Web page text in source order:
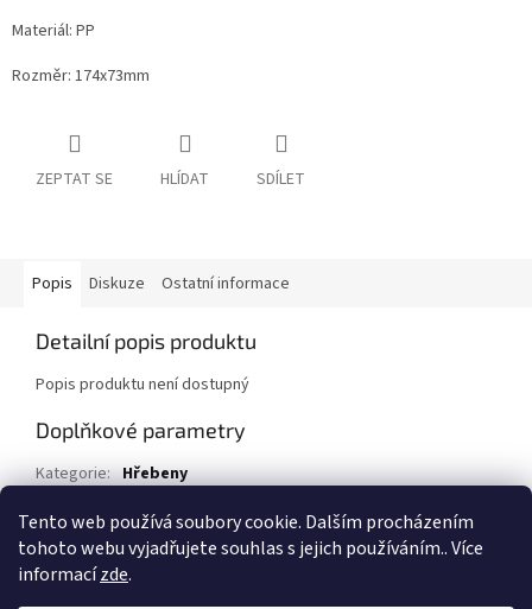
Tento web používá soubory cookie. Dalším procházením
tohoto webu vyjadřujete souhlas s jejich používáním.. Více
informacízde.
Materiál: PP
Rozměr: 174x73mm
ZEPTAT SE HLÍDAT SDÍLET
Popis Diskuze Ostatní informace
Detailní popis produktu
Popis produktu není dostupný
Doplňkové parametry
Kategorie: Hřebeny